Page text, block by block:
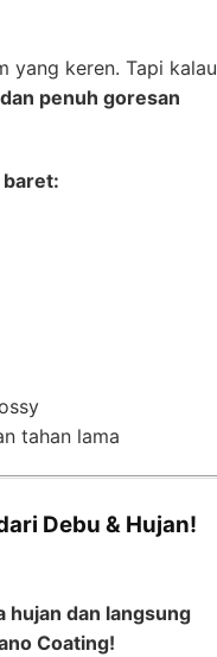
yang keren. Tapi kalau
penuh goresan
baret:
tahan lama
Debu & Hujan!
hujan dan langsung
Coating!